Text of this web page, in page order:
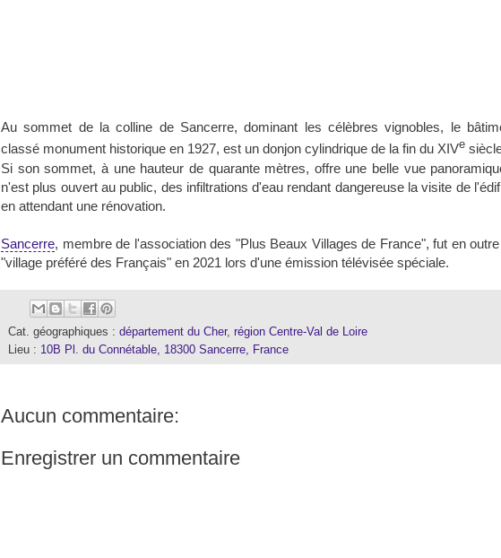
Au sommet de la colline de Sancerre, dominant les célèbres vignobles, le
classé monument historique en 1927, est un donjon cylindrique de la fin du XIVe
Si son sommet, à une hauteur de quarante mètres, offre une belle vue
n'est plus ouvert au public, des infiltrations d'eau rendant dangereuse la visite de
en attendant une rénovation.
Sancerre, membre de l'association des "Plus Beaux Villages de France", fut en
"village préféré des Français" en 2021 lors d'une émission télévisée spéciale.
Cat. géographiques : département du Cher, région Centre-Val de Loire
Lieu : 10B Pl. du Connétable, 18300 Sancerre, France
Aucun commentaire:
Enregistrer un commentaire